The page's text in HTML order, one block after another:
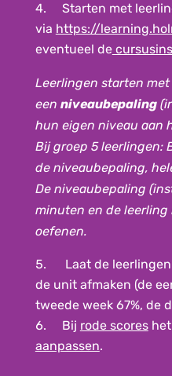
Starten met
via https://
eventueel de
Leerlingen starten met
een niveaubepaling
hun eigen niveau aan
Bij groep 5 leerlingen:
de niveaubepaling,
De niveaubepaling
minuten en de leerling
oefenen.
Laat de leerlingen
de unit afmaken (de
tweede week 67%, de
Bij rode scoreshet
aanpassen.